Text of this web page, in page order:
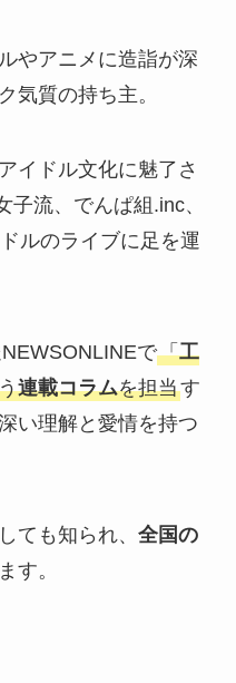
やアニメに造詣が深
気質の持ち主。
イドル文化に魅了さ
流、でんぱ組.inc、
ルのライブに足を運
で「工
連載コラムを担当す
い理解と愛情を持つ
ても知られ、 全国の
す。